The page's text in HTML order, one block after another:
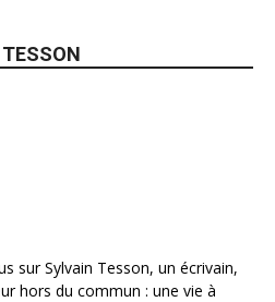
sur Sylvain Tesson, un écrivain,
hors du commun : une vie à